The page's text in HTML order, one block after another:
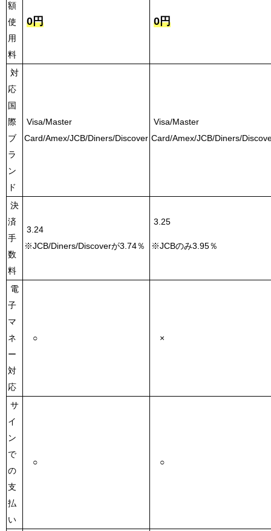
額
使
用
料
0円 0円
対
応
国
際
ブ
ラ
ン
ド
Visa/Master
Card/Amex/JCB/Diners/Discover
Visa/Master
Card/Amex/JCB/Diners/
決
済
手
数
料
3.24
※JCB/Diners/Discoverが3.74％
3.25
※JCBのみ3.95％
電
子
マ
ネ
ー
対
応
○ ×
サ
イ
ン
で
の
支
払
い
○ ○